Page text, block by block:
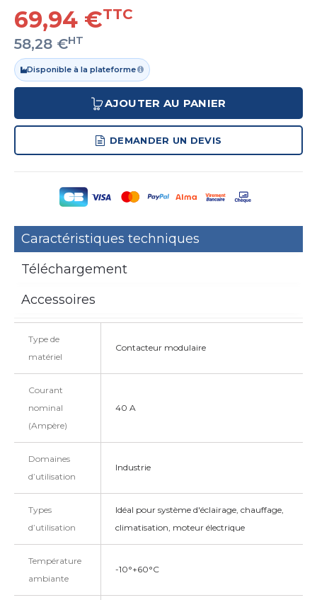
69,94 €TTC
58,28 €HT
Disponible à la plateforme
AJOUTER AU PANIER
DEMANDER UN DEVIS
Caractéristiques techniques
Téléchargement
Accessoires
Type de
matériel
Contacteur modulaire
Courant
nominal
(Ampère)
40 A
Domaines
d’utilisation
Industrie
Types
d’utilisation
Idéal pour système d'éclairage, chauffage,
climatisation, moteur électrique
Température
ambiante
-10°+60°C